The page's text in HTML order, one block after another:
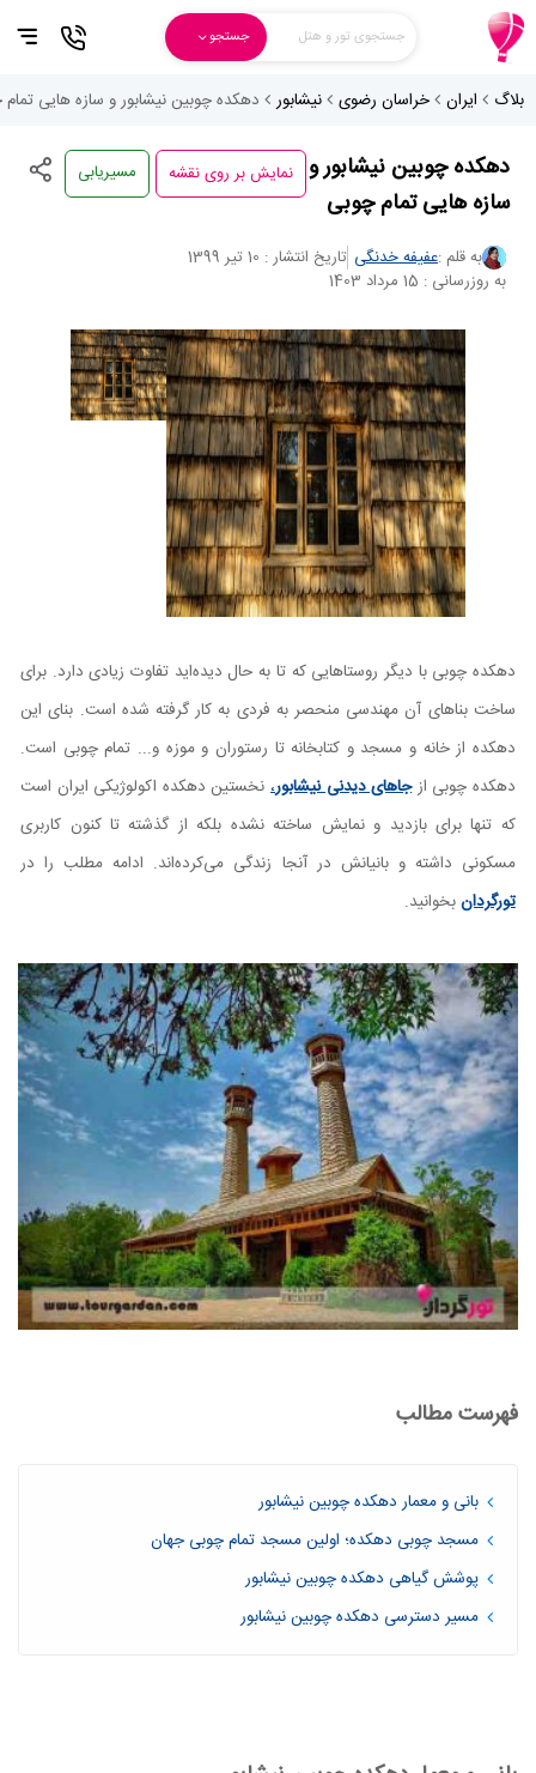
جستجوی تور و هتل جستجو
بلاگ ایران خراسان رضوی نیشابور دهکده چوبین نیشابور و سازه هایی
دهکده چوبین نیشابور و
سازه هایی تمام چوبی
نمایش بر روی نقشه
مسیریابی
به قلم :عفیفه خدنگی تاریخ انتشار : 10 تیر 1399
به روزرسانی : 15 مرداد 1403
دهکده چوبی با دیگر روستاهایی که تا به حال دیده‌اید تفاوت زیادی دارد. برای
ساخت بناهای آن مهندسی منحصر به فردی به کار گرفته شده است. بنای این
دهکده از خانه و مسجد و کتابخانه تا رستوران و موزه و... تمام چوبی است.
دهکده چوبی از جاهای دیدنی نیشابور، نخستین دهکده اکولوژیکی ایران است
که تنها برای بازدید و نمایش ساخته نشده بلکه از گذشته تا کنون کاربری
مسکونی داشته و بانیانش در آنجا زندگی می‌کرده‌اند. ادامه مطلب را در
تورگردانبخوانید.
فهرست مطالب
بانی و معمار دهکده چوبین نیشابور
مسجد چوبی دهکده؛ اولین مسجد تمام چوبی جهان
پوشش گیاهی دهکده چوبین نیشابور
مسیر دسترسی دهکده چوبین نیشابور